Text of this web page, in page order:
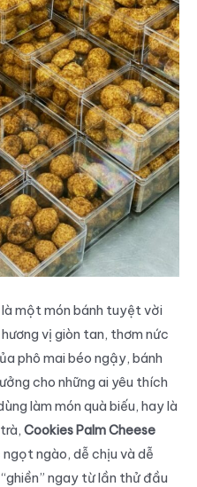
một món bánh tuyệt vời
vị giòn tan, thơm nức
phô mai béo ngậy, bánh
cho những ai yêu thích
làm món quà biếu, hay là
Cookies Palm Cheese
ngào, dễ chịu và dễ
ngay từ lần thử đầu